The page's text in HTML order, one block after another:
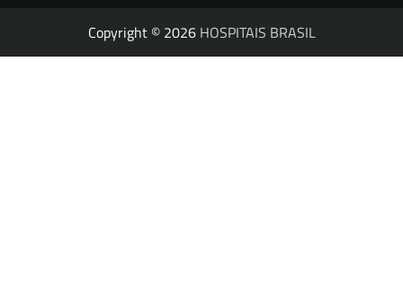
Copyright © 2026 HOSPITAIS BRASIL